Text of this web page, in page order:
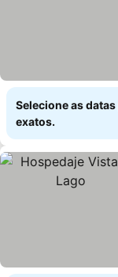
Selecione as
exatos.